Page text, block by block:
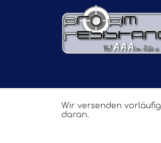
Wir versenden vorläufig
daran.